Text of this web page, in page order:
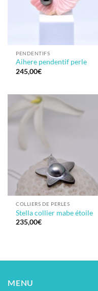
PENDENTIFS
Aihere pendentif perle
245,00€
COLLIERS DE PERLES
Stella collier mabe étoile
235,00€
MENU